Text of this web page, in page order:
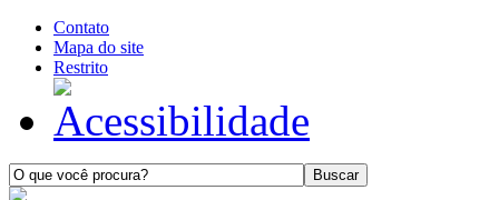
Contato
Mapa do site
Restrito